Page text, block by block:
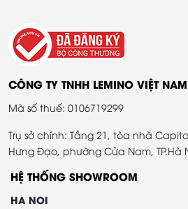
CÔNG TY TNHH LEMINO VIỆT NAM
Mã số thuế: 0106719299
Trụ sở chính: Tầng 21, tòa nhà
Hưng Đạo, phường Cửa Nam, TP.Hà
HỆ THỐNG SHOWROOM
HA NOI